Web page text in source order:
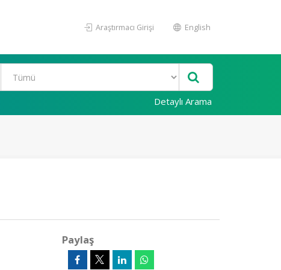
Araştırmacı Girişi English
Detaylı Arama
Paylaş